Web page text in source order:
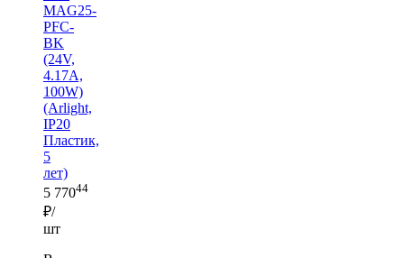
MAG25-
PFC-
BK
(24V,
4.17A,
100W)
(Arlight,
IP20
Пластик,
5
лет)
5 77044
₽/
шт